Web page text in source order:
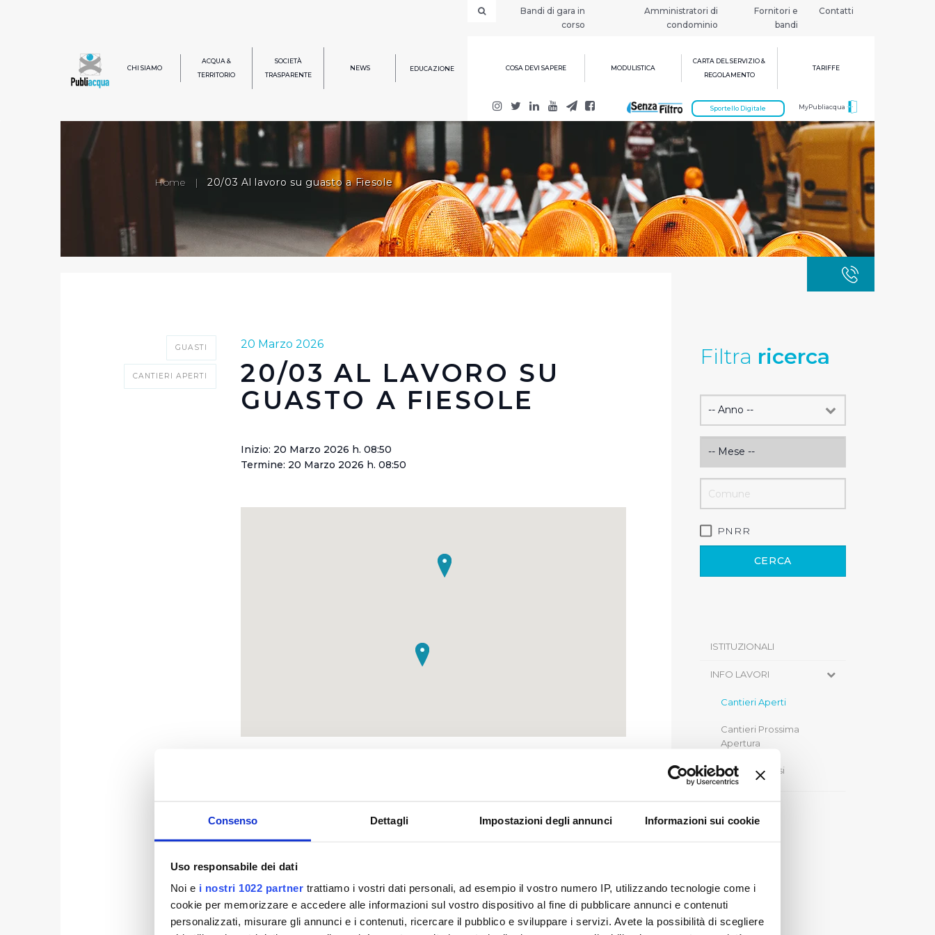
Consenso Dettagli Impostazioni degli annunci Informazioni sui cookie
Uso responsabile dei dati
Noi e i nostri 1022 partner trattiamo i vostri dati personali, ad esempio il vostro numero IP, utilizzando tecnologie come i
cookie per memorizzare e accedere alle informazioni sul vostro dispositivo al fine di pubblicare annunci e contenuti
personalizzati, misurare gli annunci e i contenuti, ricercare il pubblico e sviluppare i servizi. Avete la possibilità di scegliere
Bandi di gara in
corso
Amministratori di
condominio
Fornitori e
bandi
Contatti
CHI SIAMO
ACQUA &
TERRITORIO
SOCIETÀ
TRASPARENTE
NEWS EDUCAZIONE COSA DEVI SAPERE MODULISTICA
CARTA DEL SERVIZIO &
REGOLAMENTO
TARIFFE
MyPubliacqua
Sportello Digitale
Home | 20/03 Al lavoro su guasto a Fiesole
Filtra ricerca
PNRR
CERCA
ISTITUZIONALI
INFO LAVORI
Cantieri Aperti
Cantieri Prossima
Apertura
Cantieri Chiusi
GUASTI
CANTIERI APERTI
20 Marzo 2026
20/03 AL LAVORO SU
GUASTO A FIESOLE
Inizio: 20 Marzo 2026 h. 08:50
Termine: 20 Marzo 2026 h. 08:50
di approvvigionamento persistenti nelle zone già interessate ieri (via
nel parcheggio di fronte al ristorante la Casa del prosciutto fronte civico
58 della SP54). Publiacqua si scusa con i cittadini per il disagio che
questo problema sta provocando loro.
08.50 - Informiamo i cittadini del Comune di Fiesole che i problemi di